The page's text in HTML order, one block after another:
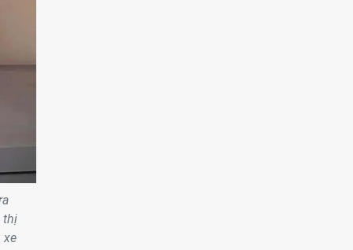
thị
xe